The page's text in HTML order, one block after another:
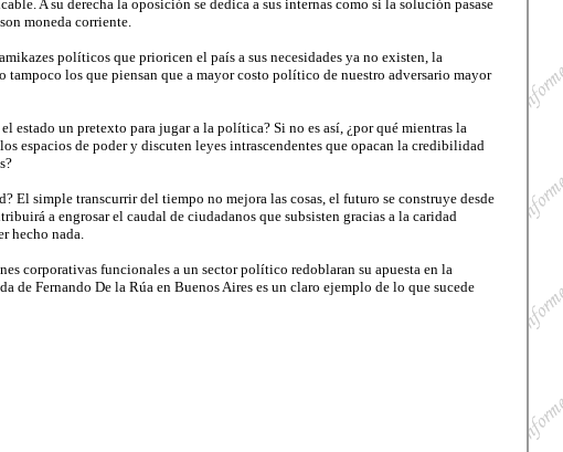
A su derecha la oposición se dedica a sus internas como si la solución pasase
moneda corriente.
políticos que prioricen el país a sus necesidades ya no existen, la
los que piensan que a mayor costo político de nuestro adversario mayor
estado un pretexto para jugar a la política? Si no es así, ¿por qué mientras la
espacios de poder y discuten leyes intrascendentes que opacan la credibilidad
simple transcurrir del tiempo no mejora las cosas, el futuro se construye desde
a engrosar el caudal de ciudadanos que subsisten gracias a la caridad
hecho nada.
corporativas funcionales a un sector político redoblaran su apuesta en la
de Fernando De la Rúa en Buenos Aires es un claro ejemplo de lo que sucede